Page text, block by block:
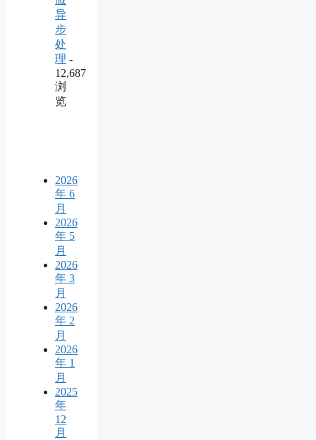
异
步
处
理 -
12,687
浏
览
2026
年 6
月
2026
年 5
月
2026
年 3
月
2026
年 2
月
2026
年 1
月
2025
年
12
月